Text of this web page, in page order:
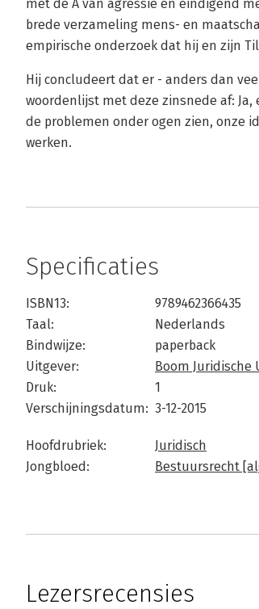
met de A van agressie en eindigend
brede verzameling mens- en
empirische onderzoek dat hij en zijn
Hij concludeert dat er - anders dan
woordenlijst met deze zinsnede af:
de problemen onder ogen zien, onze
werken.
Specificaties
ISBN13:
9789462366435
Taal:
Nederlands
Bindwijze:
paperback
Uitgever:
Boom Juridische
Druk:
1
Verschijningsdatum: 3-12-2015
Hoofdrubriek:
Juridisch
Jongbloed:
Bestuursrecht
Lezersrecensies